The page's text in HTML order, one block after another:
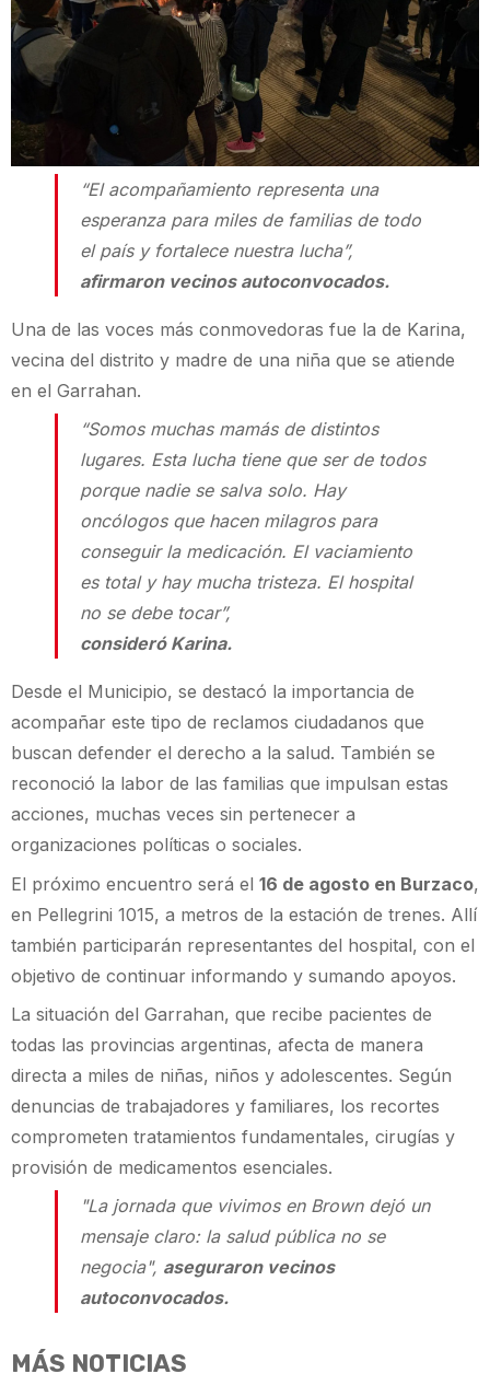
“El acompañamiento representa una
esperanza para miles de familias de todo
el país y fortalece nuestra lucha”,
afirmaron vecinos autoconvocados.
Una de las voces más conmovedoras fue la de Karina,
vecina del distrito y madre de una niña que se atiende
en el Garrahan.
“Somos muchas mamás de distintos
lugares. Esta lucha tiene que ser de todos
porque nadie se salva solo. Hay
oncólogos que hacen milagros para
conseguir la medicación. El vaciamiento
es total y hay mucha tristeza. El hospital
no se debe tocar”,
consideró Karina.
Desde el Municipio, se destacó la importancia de
acompañar este tipo de reclamos ciudadanos que
buscan defender el derecho a la salud. También se
reconoció la labor de las familias que impulsan estas
acciones, muchas veces sin pertenecer a
organizaciones políticas o sociales.
El próximo encuentro será el 16 de agosto en Burzaco,
en Pellegrini 1015, a metros de la estación de trenes. Allí
también participarán representantes del hospital, con el
objetivo de continuar informando y sumando apoyos.
La situación del Garrahan, que recibe pacientes de
todas las provincias argentinas, afecta de manera
directa a miles de niñas, niños y adolescentes. Según
denuncias de trabajadores y familiares, los recortes
comprometen tratamientos fundamentales, cirugías y
provisión de medicamentos esenciales.
"La jornada que vivimos en Brown dejó un
mensaje claro: la salud pública no se
negocia", aseguraron vecinos
autoconvocados.
MÁS NOTICIAS